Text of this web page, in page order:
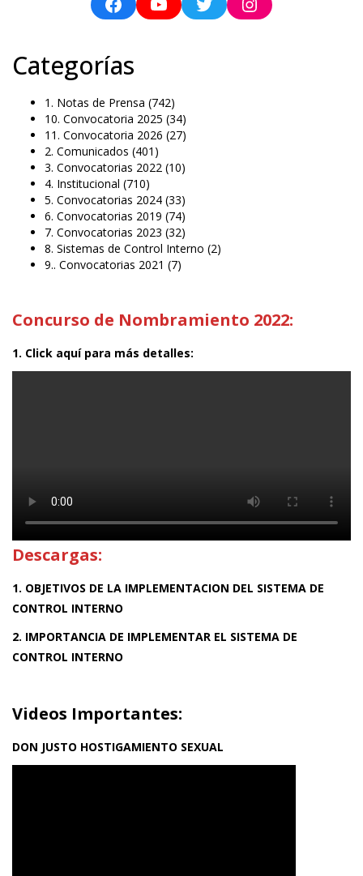
Categorías
1. Notas de Prensa (742)
10. Convocatoria 2025 (34)
11. Convocatoria 2026 (27)
2. Comunicados (401)
3. Convocatorias 2022 (10)
4. Institucional (710)
5. Convocatorias 2024 (33)
6. Convocatorias 2019 (74)
7. Convocatorias 2023 (32)
8. Sistemas de Control Interno (2)
9.. Convocatorias 2021 (7)
Concurso de Nombramiento 2022:
1. Click aquí para más detalles:
Descargas:
1. OBJETIVOS DE LA IMPLEMENTACION DEL SISTEMA DE
CONTROL INTERNO
2. IMPORTANCIA DE IMPLEMENTAR EL SISTEMA DE
CONTROL INTERNO
Videos Importantes:
DON JUSTO HOSTIGAMIENTO SEXUAL